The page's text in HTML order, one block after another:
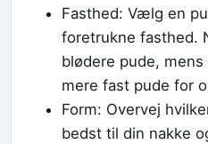
Fasthed: Vælg en
foretrukne fasthed.
blødere pude,
mere fast pude for
Form: Overvej
bedst til din nakke